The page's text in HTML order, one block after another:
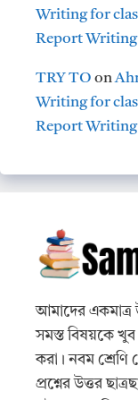
Writing for
Report Writing
TRY TO on
Writing for
Report Writing
আমাদের একমাত্র
সমস্ত বিষয়কে খুব
করা। নবম শ্রেণি
প্রশ্নের উত্তর